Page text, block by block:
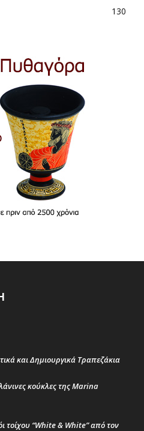
130
και Δημιουργικά Τραπεζάκια
κούκλες της Marina
τοίχου “White & White” από τον